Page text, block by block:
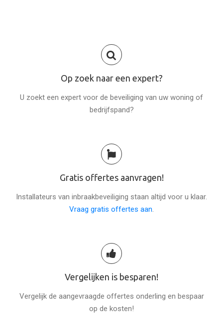
Op zoek naar een expert?
U zoekt een expert voor de beveiliging van uw woning of
bedrijfspand?
Gratis offertes aanvragen!
Installateurs van inbraakbeveiliging staan altijd voor u klaar.
Vraag gratis offertes aan.
Vergelijken is besparen!
Vergelijk de aangevraagde offertes onderling en bespaar
op de kosten!